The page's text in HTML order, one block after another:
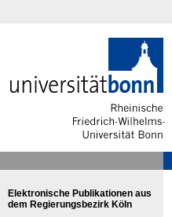
Elektronische Publikationen aus
dem Regierungsbezirk Köln